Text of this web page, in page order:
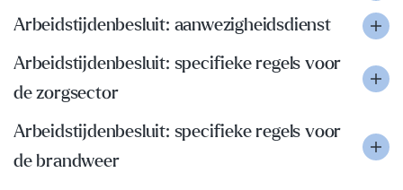
Arbeidstijdenbesluit: aanwezigheidsdienst
Arbeidstijdenbesluit: specifieke regels voor
de zorgsector
Arbeidstijdenbesluit: specifieke regels voor
de brandweer